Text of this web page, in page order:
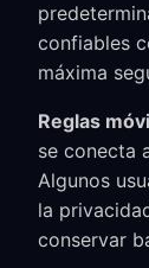
confiables
máxima
Reglas
se conecta
Algunos
la
conservar